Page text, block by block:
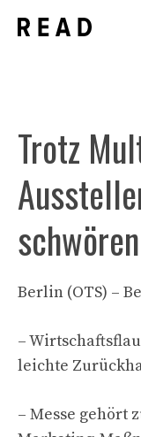
Inhalt
Trotz
Berlin (OTS) –
–
leichte
– Messe gehört